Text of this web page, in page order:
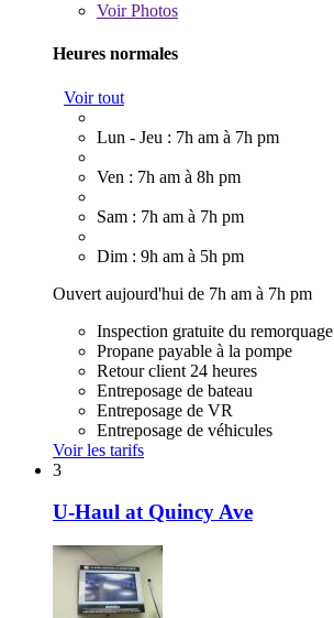
VoirPhotos
Heures normales
Voir tout
Lun - Jeu : 7h am à 7h pm
Ven : 7h am à 8h pm
Sam : 7h am à 7h pm
Dim : 9h am à 5h pm
Ouvert aujourd'hui de 7h am à 7h pm
Inspection gratuite du remorquage
Propane payable à la pompe
Retour client 24 heures
Entreposage de bateau
Entreposage de VR
Entreposage de véhicules
Voir les tarifs
3
U-Haul at Quincy Ave